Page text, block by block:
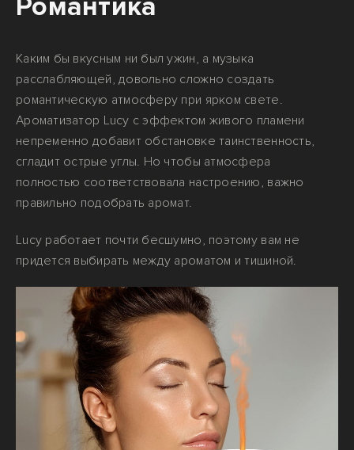
Романтика
Каким бы вкусным ни был ужин, а музыка
расслабляющей, довольно сложно создать
романтическую атмосферу при ярком свете.
Ароматизатор Lucy с эффектом живого пламени
непременно добавит обстановке таинственность,
сгладит острые углы. Но чтобы атмосфера
полностью соответствовала настроению, важно
правильно подобрать аромат.
Lucy работает почти бесшумно, поэтому вам не
придется выбирать между ароматом и тишиной.